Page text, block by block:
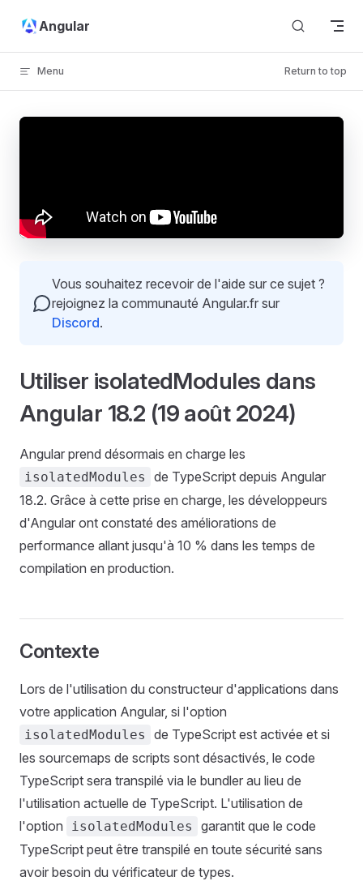
Skip to content
Angular
Menu Return to top
Vous souhaitez recevoir de l'aide sur ce sujet ?
rejoignez la communauté Angular.fr sur
Discord.
Utiliser isolatedModules dans
Angular 18.2 (19 août 2024)
Angular prend désormais en charge les
isolatedModules
de TypeScript depuis Angular
18.2. Grâce à cette prise en charge, les développeurs
d'Angular ont constaté des améliorations de
performance allant jusqu'à 10 % dans les temps de
compilation en production.
Contexte
Lors de l'utilisation du constructeur d'applications dans
votre application Angular, si l'option
isolatedModules
de TypeScript est activée et si
les sourcemaps de scripts sont désactivés, le code
TypeScript sera transpilé via le bundler au lieu de
l'utilisation actuelle de TypeScript. L'utilisation de
l'option
isolatedModules
garantit que le code
TypeScript peut être transpilé en toute sécurité sans
avoir besoin du vérificateur de types.